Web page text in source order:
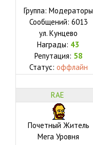
Группа: Модераторы
Сообщений: 6013
ул. Кунцево
Награды: 43
Репутация: 58
Статус: оффлайн
RAE
Почетный Житель
Мега Уровня